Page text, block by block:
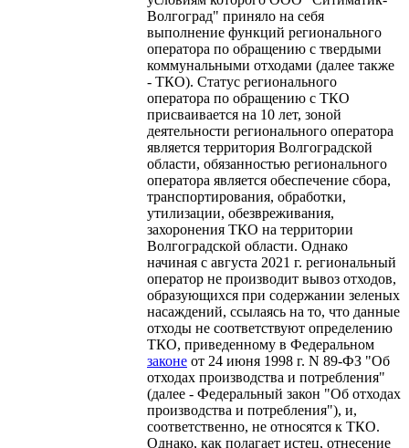
Волгоград" приняло на себя
выполнение функций регионального
оператора по обращению с твердыми
коммунальными отходами (далее также
- ТКО). Статус регионального
оператора по обращению с ТКО
присваивается на 10 лет, зоной
деятельности регионального оператора
является территория Волгоградской
области, обязанностью регионального
оператора является обеспечение сбора,
транспортирования, обработки,
утилизации, обезвреживания,
захоронения ТКО на территории
Волгоградской области. Однако
начиная с августа 2021 г. региональный
оператор не производит вывоз отходов,
образующихся при содержании зеленых
насаждений, ссылаясь на то, что данные
отходы не соответствуют определению
ТКО, приведенному в Федеральном
законе от 24 июня 1998 г. N 89-ФЗ "Об
отходах производства и потребления"
(далее - Федеральный закон "Об отходах
производства и потребления"), и,
соответственно, не относятся к ТКО.
Однако, как полагает истец, отнесение